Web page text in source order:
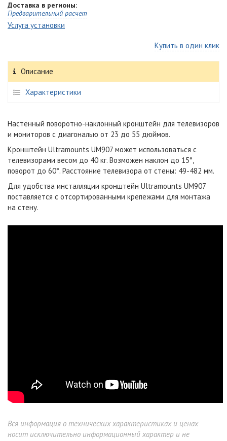
Доставка в регионы:
Предварительный расчет
Услуга установки
Купить в один клик
Описание
Характеристики
Настенный поворотно-наклонный кронштейн для телевизоров
и мониторов с диагональю от 23 до 55 дюймов.
Кронштейн Ultramounts UM907 может использоваться с
телевизорами весом до 40 кг. Возможен наклон до 15°,
поворот до 60°. Расстояние телевизора от стены: 49-482 мм.
Для удобства инсталляции кронштейн Ultramounts UM907
поставляется с отсортированными крепежами для монтажа
на стену.
Вся информация о технических характеристиках и ценах
носит исключительно информационный характер и не